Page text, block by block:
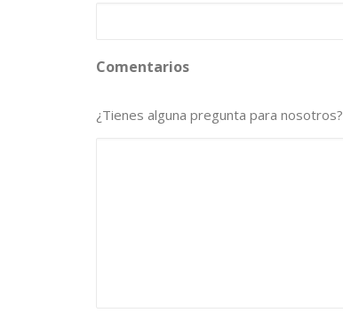
Comentarios
¿Tienes alguna pregunta para nosotros?